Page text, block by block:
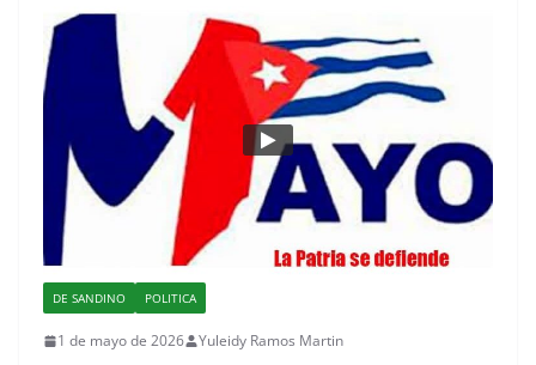
DE SANDINO POLITICA
1 de mayo de 2026 Yuleidy Ramos Martin